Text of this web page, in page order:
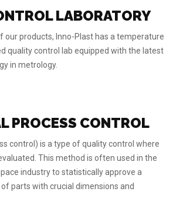
LABORATORY
our products, Inno-Plast has a temperature
quality control lab equipped with the latest
in metrology.
PROCESS CONTROL
control) is a type of quality control where
This method is often used in the
industry to statistically approve a
parts with crucial dimensions and